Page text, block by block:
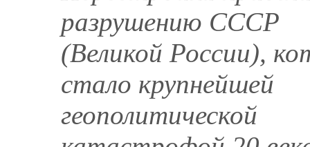
разрушению СССР
(Великой России),
стало крупнейшей
геополитической